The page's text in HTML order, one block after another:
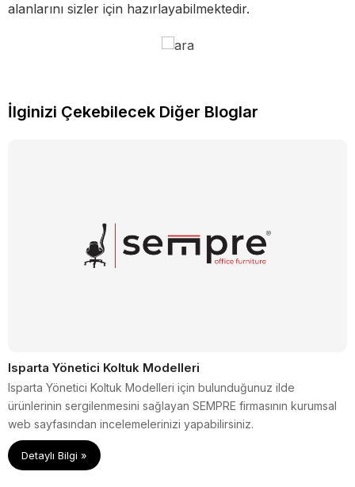
alanlarını sizler için hazırlayabilmektedir.
İlginizi Çekebilecek Diğer Bloglar
Isparta Yönetici Koltuk Modelleri
Isparta Yönetici Koltuk Modelleri için bulunduğunuz ilde
ürünlerinin sergilenmesini sağlayan SEMPRE firmasının kurumsal
web sayfasından incelemelerinizi yapabilirsiniz.
Detaylı Bilgi »